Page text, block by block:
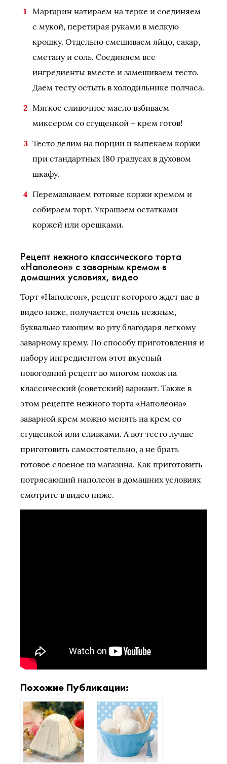
Маргарин натираем на терке и соединяем
с мукой, перетирая руками в мелкую
крошку. Отдельно смешиваем яйцо, сахар,
сметану и соль. Соединяем все
ингредиенты вместе и замешиваем тесто.
Даем тесту остыть в холодильнике полчаса.
Мягкое сливочное масло взбиваем
миксером со сгущенкой – крем готов!
Тесто делим на порции и выпекаем коржи
при стандартных 180 градусах в духовом
шкафу.
Перемазываем готовые коржи кремом и
собираем торт. Украшаем остатками
коржей или орешками.
Рецепт нежного классического торта
«Наполеон» с заварным кремом в
домашних условиях, видео
Торт «Наполеон», рецепт которого ждет вас в
видео ниже, получается очень нежным,
буквально тающим во рту благодаря легкому
заварному крему. По способу приготовления и
набору ингредиентом этот вкусный
новогодний рецепт во многом похож на
классический (советский) вариант. Также в
этом рецепте нежного торта «Наполеона»
заварной крем можно менять на крем со
сгущенкой или сливками. А вот тесто лучше
приготовить самостоятельно, а не брать
готовое слоеное из магазина. Как приготовить
потрясающий наполеон в домашних условиях
смотрите в видео ниже.
Похожие Публикации: